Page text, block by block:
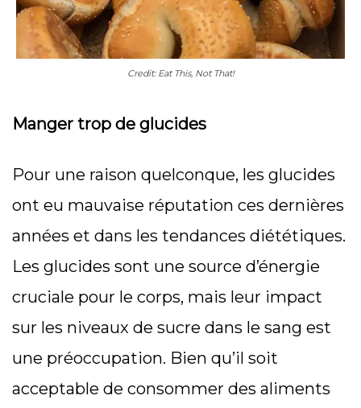
Credit: Eat This, Not That!
Manger trop de glucides
Pour une raison quelconque, les glucides
ont eu mauvaise réputation ces dernières
années et dans les tendances diététiques.
Les glucides sont une source d’énergie
cruciale pour le corps, mais leur impact
sur les niveaux de sucre dans le sang est
une préoccupation. Bien qu’il soit
acceptable de consommer des aliments